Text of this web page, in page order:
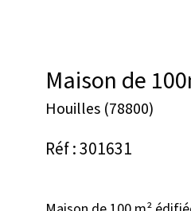
Maison de
Houilles (78800)
Réf : 301631